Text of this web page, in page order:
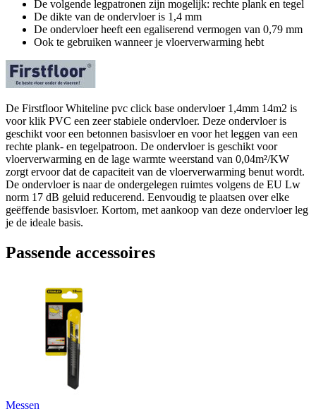
De volgende legpatronen zijn mogelijk: rechte plank en tegel
De dikte van de ondervloer is 1,4 mm
De ondervloer heeft een egaliserend vermogen van 0,79 mm
Ook te gebruiken wanneer je vloerverwarming hebt
De Firstfloor Whiteline pvc click base ondervloer 1,4mm 14m2 is
voor klik PVC een zeer stabiele ondervloer. Deze ondervloer is
geschikt voor een betonnen basisvloer en voor het leggen van een
rechte plank- en tegelpatroon. De ondervloer is geschikt voor
vloerverwarming en de lage warmte weerstand van 0,04m²/KW
zorgt ervoor dat de capaciteit van de vloerverwarming benut wordt.
De ondervloer is naar de ondergelegen ruimtes volgens de EU Lw
norm 17 dB geluid reducerend. Eenvoudig te plaatsen over elke
geëffende basisvloer. Kortom, met aankoop van deze ondervloer leg
je de ideale basis.
Passende accessoires
Messen